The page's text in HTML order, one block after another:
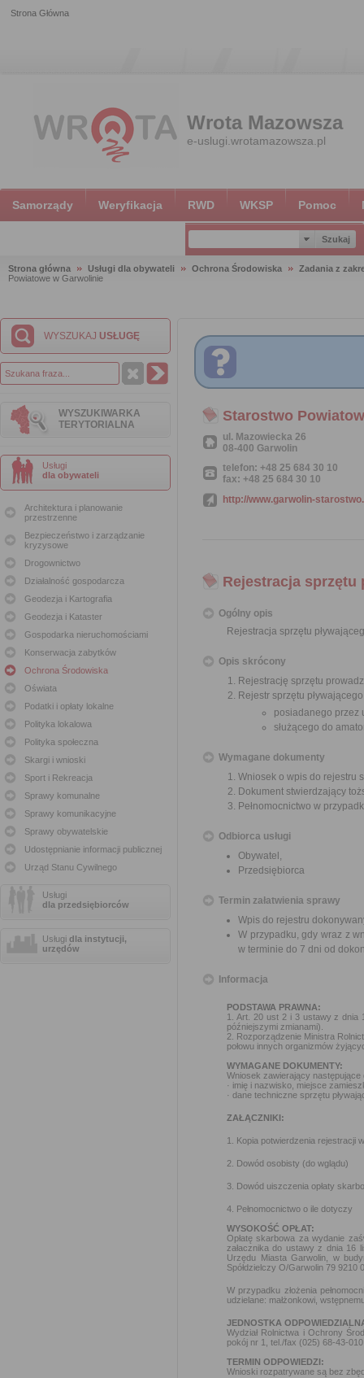
Strona Główna
Wrota Mazowsza
e-uslugi.wrotamazowsza.pl
Samorządy Weryfikacja RWD WKSP Pomoc
Strona główna Usługi dla obywateli Ochrona Środowiska
Zadania z
Powiatowe w Garwolinie
WYSZUKAJ USŁUGĘ
WYSZUKIWARKA
TERYTORIALNA
Usługi
dla obywateli
Architektura i planowanie
przestrzenne
Bezpieczeństwo i zarządzanie
kryzysowe
Drogownictwo
Działalność gospodarcza
Geodezja i Kartografia
Geodezja i Kataster
Gospodarka nieruchomościami
Konserwacja zabytków
Ochrona Środowiska
Oświata
Podatki i opłaty lokalne
Polityka lokalowa
Polityka społeczna
Skargi i wnioski
Sport i Rekreacja
Sprawy komunalne
Sprawy komunikacyjne
Sprawy obywatelskie
Udostępnianie informacji publicznej
Urząd Stanu Cywilnego
Usługi
dla przedsiębiorców
Usługi dla instytucji,
urzędów
Starostwo
ul. Mazowiecka 26
08-400 Garwolin
telefon: +48 25 684 30 10
fax: +48 25 684 30 10
http://www.garwolin-
Rejestracja sprzętu
Ogólny opis
Rejestracja sprzętu
Opis skrócony
Rejestrację sprzętu
Rejestr sprzętu
posiadanego przez
służącego do
Wymagane dokumenty
Wniosek o wpis do rejestru
Dokument stwierdzający
Pełnomocnictwo w
Odbiorca usługi
Obywatel,
Przedsiębiorca
Termin załatwienia sprawy
Wpis do rejestru
W przypadku, gdy wraz z
w terminie do 7 dni od
Informacja
PODSTAWA PRAWNA:
1. Art. 20 ust 2 i 3 ustawy z dnia
późniejszymi zmianami).
2. Rozporządzenie Ministra
połowu innych organizmów
WYMAGANE DOKUMENTY:
Wniosek zawierający
· imię i nazwisko, miejsce
· dane techniczne sprzętu
ZAŁĄCZNIKI:
1. Kopia potwierdzenia rejestracji
2. Dowód osobisty (do wglądu)
3. Dowód uiszczenia opłaty
4. Pełnomocnictwo o ile dotyczy
WYSOKOŚĆ OPŁAT:
Opłatę skarbowa za wydanie
załacznika do ustawy z dnia 16
Urzędu Miasta Garwolin, w
Spółdzielczy O/Garwolin 79 9210
W przypadku złożenia
udzielane: małżonkowi,
JEDNOSTKA
Wydział Rolnictwa i Ochrony
pokój nr 1, tel./fax (025) 68-43-
TERMIN ODPOWIEDZI:
Wnioski rozpatrywane są bez